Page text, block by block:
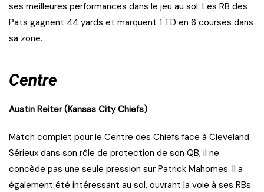
ses meilleures performances dans le jeu au sol. Les RB des
Pats gagnent 44 yards et marquent 1 TD en 6 courses dans
sa zone.
Centre
Austin Reiter (Kansas City Chiefs)
Match complet pour le Centre des Chiefs face à Cleveland.
Sérieux dans son rôle de protection de son QB, il ne
concède pas une seule pression sur Patrick Mahomes. Il a
également été intéressant au sol, ouvrant la voie à ses RBs